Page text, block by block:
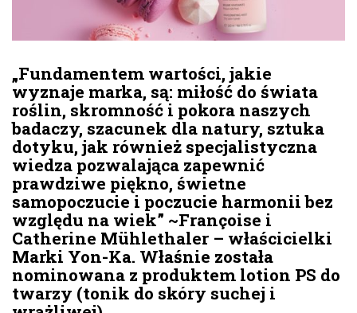
„Fundamentem wartości, jakie
wyznaje marka, są: miłość do świata
roślin, skromność i pokora naszych
badaczy, szacunek dla natury, sztuka
dotyku, jak również specjalistyczna
wiedza pozwalająca zapewnić
prawdziwe piękno, świetne
samopoczucie i poczucie harmonii bez
względu na wiek” ~Françoise i
Catherine Mühlethaler – właścicielki
Marki Yon-Ka. Właśnie została
nominowana z produktem lotion PS do
twarzy (tonik do skóry suchej i